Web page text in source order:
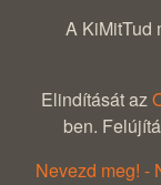
A KiMitTud
Elindítását az
ben.
Nevezd meg! -